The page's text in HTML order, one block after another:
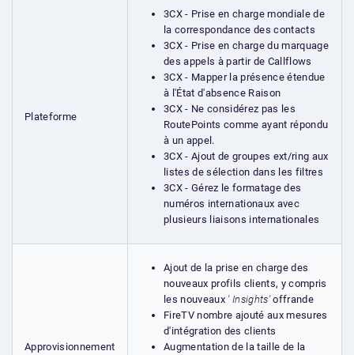
Plateforme
3CX - Prise en charge mondiale de
la correspondance des contacts
3CX - Prise en charge du marquage
des appels à partir de Callflows
3CX - Mapper la présence étendue
à l'État d'absence Raison
3CX - Ne considérez pas les
RoutePoints comme ayant répondu
à un appel.
3CX - Ajout de groupes ext/ring aux
listes de sélection dans les filtres
3CX - Gérez le formatage des
numéros internationaux avec
plusieurs liaisons internationales
Approvisionnement
Ajout de la prise en charge des
nouveaux profils clients, y compris
les nouveaux ' Insights'offrande
FireTV nombre ajouté aux mesures
d'intégration des clients
Augmentation de la taille de la